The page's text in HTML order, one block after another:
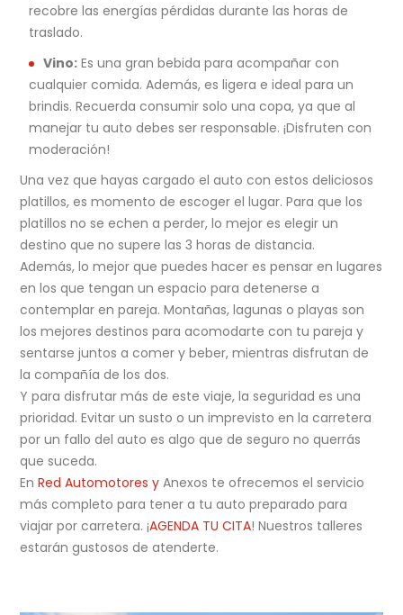
recobre las energías pérdidas durante las horas de
traslado.
Vino: Es una gran bebida para acompañar con
cualquier comida. Además, es ligera e ideal para un
brindis. Recuerda consumir solo una copa, ya que al
manejar tu auto debes ser responsable. ¡Disfruten con
moderación!
Una vez que hayas cargado el auto con estos deliciosos
platillos, es momento de escoger el lugar. Para que los
platillos no se echen a perder, lo mejor es elegir un
destino que no supere las 3 horas de distancia.
Además, lo mejor que puedes hacer es pensar en lugares
en los que tengan un espacio para detenerse a
contemplar en pareja. Montañas, lagunas o playas son
los mejores destinos para acomodarte con tu pareja y
sentarse juntos a comer y beber, mientras disfrutan de
la compañía de los dos.
Y para disfrutar más de este viaje, la seguridad es una
prioridad. Evitar un susto o un imprevisto en la carretera
por un fallo del auto es algo que de seguro no querrás
que suceda.
EnRed Automotores y Anexos te ofrecemos el servicio
más completo para tener a tu auto preparado para
viajar por carretera. ¡AGENDA TU CITA! Nuestros talleres
estarán gustosos de atenderte.